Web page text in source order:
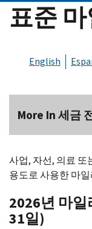
표준
English
More In 세금
사업, 자선, 의료 또
용도로 사용한 마
2026년 마일
31일)